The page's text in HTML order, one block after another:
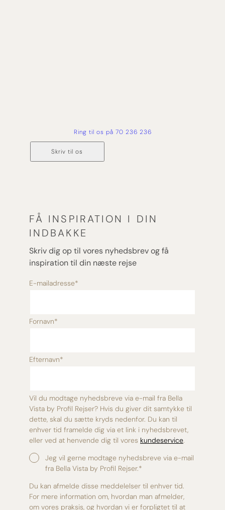
Ring til os på 70 236 236
Skriv til os
FÅ INSPIRATION I DIN
INDBAKKE
Skriv dig op til vores nyhedsbrev og få
inspiration til din næste rejse
E-mailadresse*
Fornavn*
Efternavn*
Vil du modtage nyhedsbreve via e-mail fra Bella
Vista by Profil Rejser? Hvis du giver dit samtykke til
dette, skal du sætte kryds nedenfor. Du kan til
enhver tid framelde dig via et link i nyhedsbrevet,
eller ved at henvende dig til vores kundeservice.
Jeg vil gerne modtage nyhedsbreve via e-mail
fra Bella Vista by Profil Rejser.*
Du kan afmelde disse meddelelser til enhver tid.
For mere information om, hvordan man afmelder,
om vores praksis, og hvordan vi er forpligtet til at